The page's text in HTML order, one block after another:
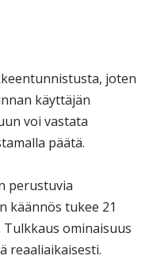
joten
käyttäjän
voi vastata
päätä.
perustuvia
käännös tukee 21
ominaisuus
reaaliaikaisesti.